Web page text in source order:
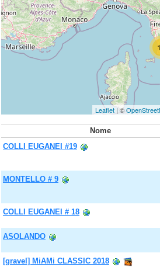
Leaflet | ©
Nome
COLLI EUGANEI #19
MONTELLO # 9
COLLI EUGANEI # 18
ASOLANDO
[gravel] MiAMi CLASSIC 2018